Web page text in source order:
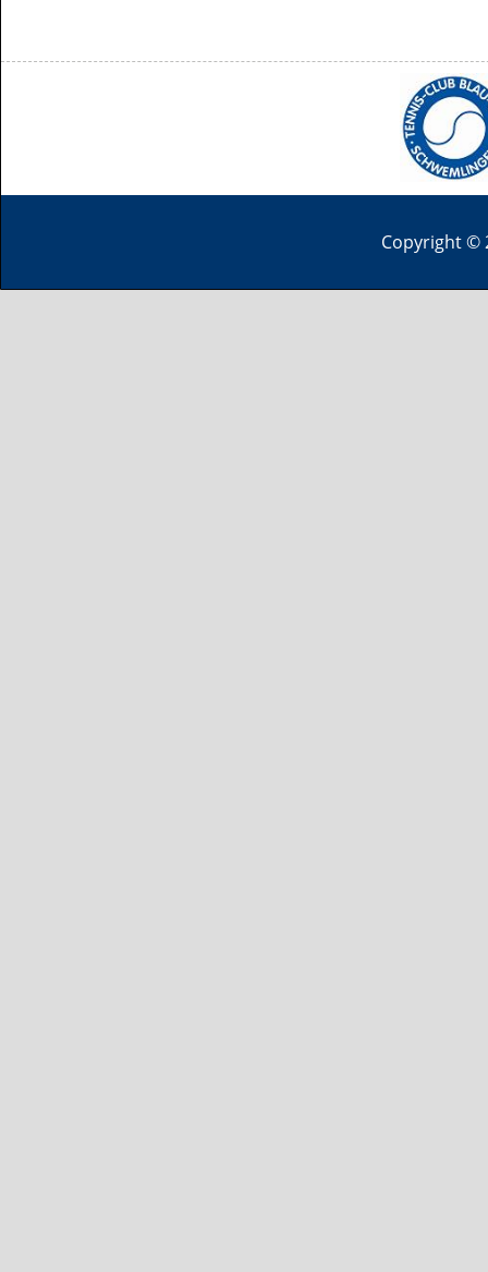
Copyright ©